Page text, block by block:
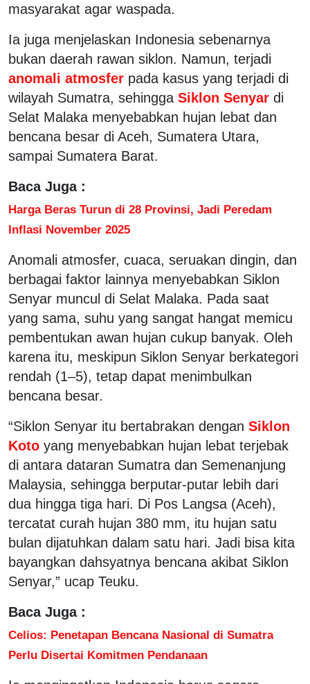
masyarakat agar waspada.
Ia juga menjelaskan Indonesia sebenarnya
bukan daerah rawan siklon. Namun, terjadi
anomali atmosfer pada kasus yang terjadi di
wilayah Sumatra, sehingga Siklon Senyar di
Selat Malaka menyebabkan hujan lebat dan
bencana besar di Aceh, Sumatera Utara,
sampai Sumatera Barat.
Baca Juga :
Harga Beras Turun di 28 Provinsi, Jadi Peredam
Inflasi November 2025
Anomali atmosfer, cuaca, seruakan dingin, dan
berbagai faktor lainnya menyebabkan Siklon
Senyar muncul di Selat Malaka. Pada saat
yang sama, suhu yang sangat hangat memicu
pembentukan awan hujan cukup banyak. Oleh
karena itu, meskipun Siklon Senyar berkategori
rendah (1–5), tetap dapat menimbulkan
bencana besar.
“Siklon Senyar itu bertabrakan dengan Siklon
Koto yang menyebabkan hujan lebat terjebak
di antara dataran Sumatra dan Semenanjung
Malaysia, sehingga berputar-putar lebih dari
dua hingga tiga hari. Di Pos Langsa (Aceh),
tercatat curah hujan 380 mm, itu hujan satu
bulan dijatuhkan dalam satu hari. Jadi bisa kita
bayangkan dahsyatnya bencana akibat Siklon
Senyar,” ucap Teuku.
Baca Juga :
Celios: Penetapan Bencana Nasional di Sumatra
Perlu Disertai Komitmen Pendanaan